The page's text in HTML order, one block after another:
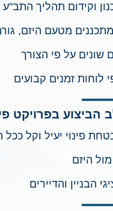
וקידום תהליך התב"ע
מטעם היזם,
שונים על פי הצורך
לוחות זמנים קבועים
הביצוע בפרויקט
פינוי יעיל וקל
היזם
הבניין והדיירים